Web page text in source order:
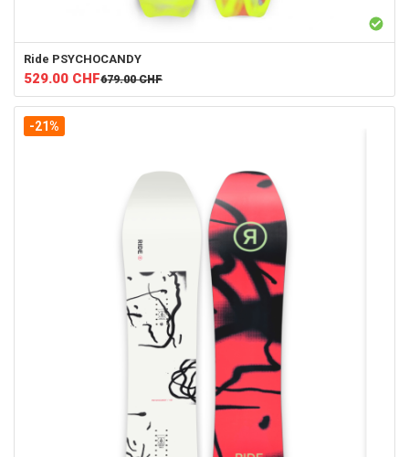
Ride PSYCHOCANDY
529.00 CHF679.00 CHF
-21%